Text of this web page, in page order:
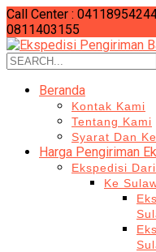
Call Center :
0811403155
Search
for:
Beranda
Kontak Kami
Tentang Kami
Syarat Dan
Harga Pengiriman
Ekspedisi
Ke